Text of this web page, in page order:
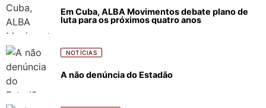
Em Cuba, ALBA Movimentos debate plano de
luta para os próximos quatro anos
NOTÍCIAS
A não denúncia do Estadão